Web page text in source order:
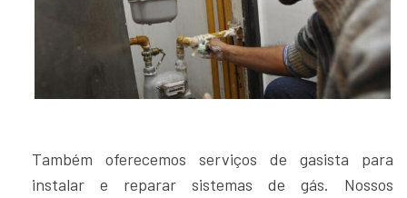
Também oferecemos serviços de gasista para
instalar e reparar sistemas de gás. Nossos